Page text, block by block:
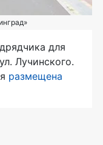
для
Лучинского.
размещена